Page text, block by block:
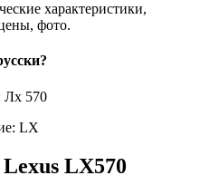
характеристики,
фото.
Лх 570
LX
LX570